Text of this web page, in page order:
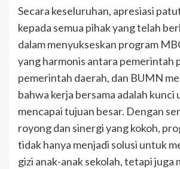
Secara keseluruhan, apresiasi
kepada semua pihak yang telah
dalam menyukseskan program
yang harmonis antara pemerintah
pemerintah daerah, dan BUMN
bahwa kerja bersama adalah kunci
mencapai tujuan besar. Dengan
royong dan sinergi yang kokoh,
tidak hanya menjadi solusi untuk
gizi anak-anak sekolah, tetapi juga